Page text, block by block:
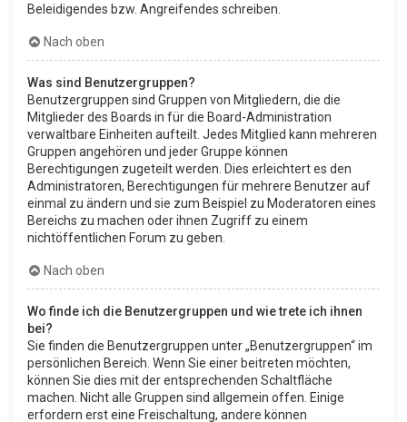
Beleidigendes bzw. Angreifendes schreiben.
Nach oben
Was sind Benutzergruppen?
Benutzergruppen sind Gruppen von Mitgliedern, die die
Mitglieder des Boards in für die Board-Administration
verwaltbare Einheiten aufteilt. Jedes Mitglied kann mehreren
Gruppen angehören und jeder Gruppe können
Berechtigungen zugeteilt werden. Dies erleichtert es den
Administratoren, Berechtigungen für mehrere Benutzer auf
einmal zu ändern und sie zum Beispiel zu Moderatoren eines
Bereichs zu machen oder ihnen Zugriff zu einem
nichtöffentlichen Forum zu geben.
Nach oben
Wo finde ich die Benutzergruppen und wie trete ich ihnen
bei?
Sie finden die Benutzergruppen unter „Benutzergruppen“ im
persönlichen Bereich. Wenn Sie einer beitreten möchten,
können Sie dies mit der entsprechenden Schaltfläche
machen. Nicht alle Gruppen sind allgemein offen. Einige
erfordern erst eine Freischaltung, andere können